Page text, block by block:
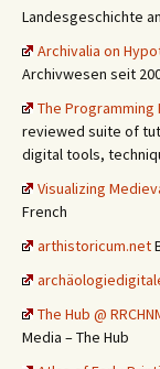
Landesgeschichte
Archivalia on
Archivwesen seit
The Programming
reviewed suite of
digital tools,
Visualizing
French
arthistoricum.net
The Hub @
Media – The Hub